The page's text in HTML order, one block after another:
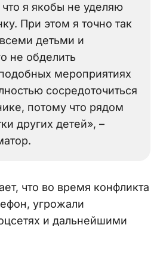
я якобы не уделяю
При этом я точно так
детьми и
не обделить
мероприятиях
сосредоточиться
потому что рядом
других детей», –
что во время конфликта
угрожали
и дальнейшими